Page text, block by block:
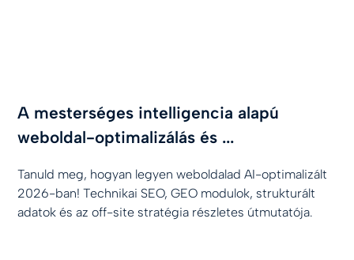
A mesterséges intelligencia alapú
weboldal-optimalizálás és ...
Tanuld meg, hogyan legyen weboldalad AI-optimalizált
2026-ban! Technikai SEO, GEO modulok, strukturált
adatok és az off-site stratégia részletes útmutatója.